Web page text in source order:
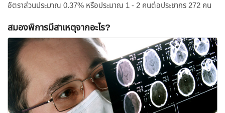
อัตราส่วนประมาณ 0.37% หรือประมาณ 1 - 2 คนต่อประชากร 272 คน
สมองพิการมีสาเหตุจากอะไร?